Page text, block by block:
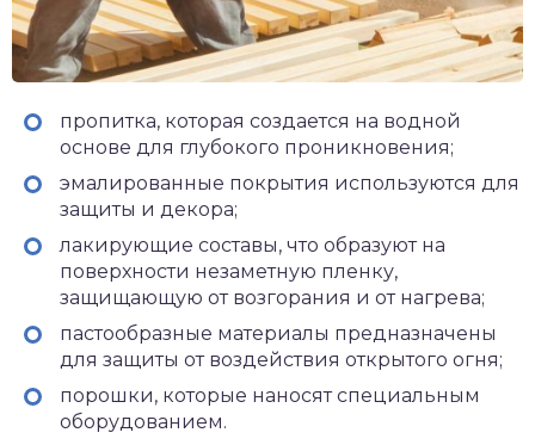
пропитка, которая создается на водной
основе для глубокого проникновения;
эмалированные покрытия используются для
защиты и декора;
лакирующие составы, что образуют на
поверхности незаметную пленку,
защищающую от возгорания и от нагрева;
пастообразные материалы предназначены
для защиты от воздействия открытого огня;
порошки, которые наносят специальным
оборудованием.